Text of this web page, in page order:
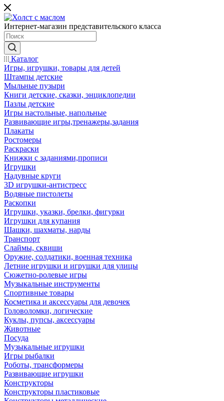
Интернет-магазин представительского класса
Каталог
Игры, игрушки, товары для детей
Штампы детские
Мыльные пузыри
Книги детские, сказки, энциклопедии
Пазлы детские
Игры настольные, напольные
Развивающие игры,тренажеры,задания
Плакаты
Ростомеры
Раскраски
Книжки с заданиями,прописи
Игрушки
Надувные круги
3D игрушки-антистресс
Водяные пистолеты
Раскопки
Игрушки, указки, брелки, фигурки
Игрушки для купания
Шашки, шахматы, нарды
Транспорт
Слаймы, сквиши
Оружие, солдатики, военная техника
Летние игрушки и игрушки для улицы
Сюжетно-ролевые игры
Музыкальные инструменты
Спортивные товары
Косметика и аксессуары для девочек
Головоломки, логические
Куклы, пупсы, аксессуары
Животные
Посуда
Музыкальные игрушки
Игры рыбалки
Роботы, трансформеры
Развивающие игрушки
Конструкторы
Конструкторы пластиковые